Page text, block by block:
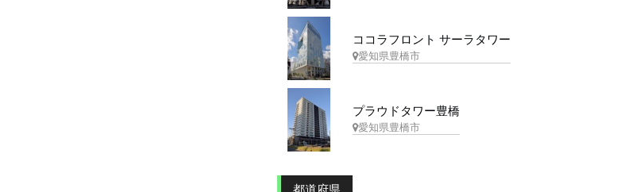
ココラフロント サーラタワー
愛知県豊橋市
プラウドタワー豊橋
愛知県豊橋市
都道府県